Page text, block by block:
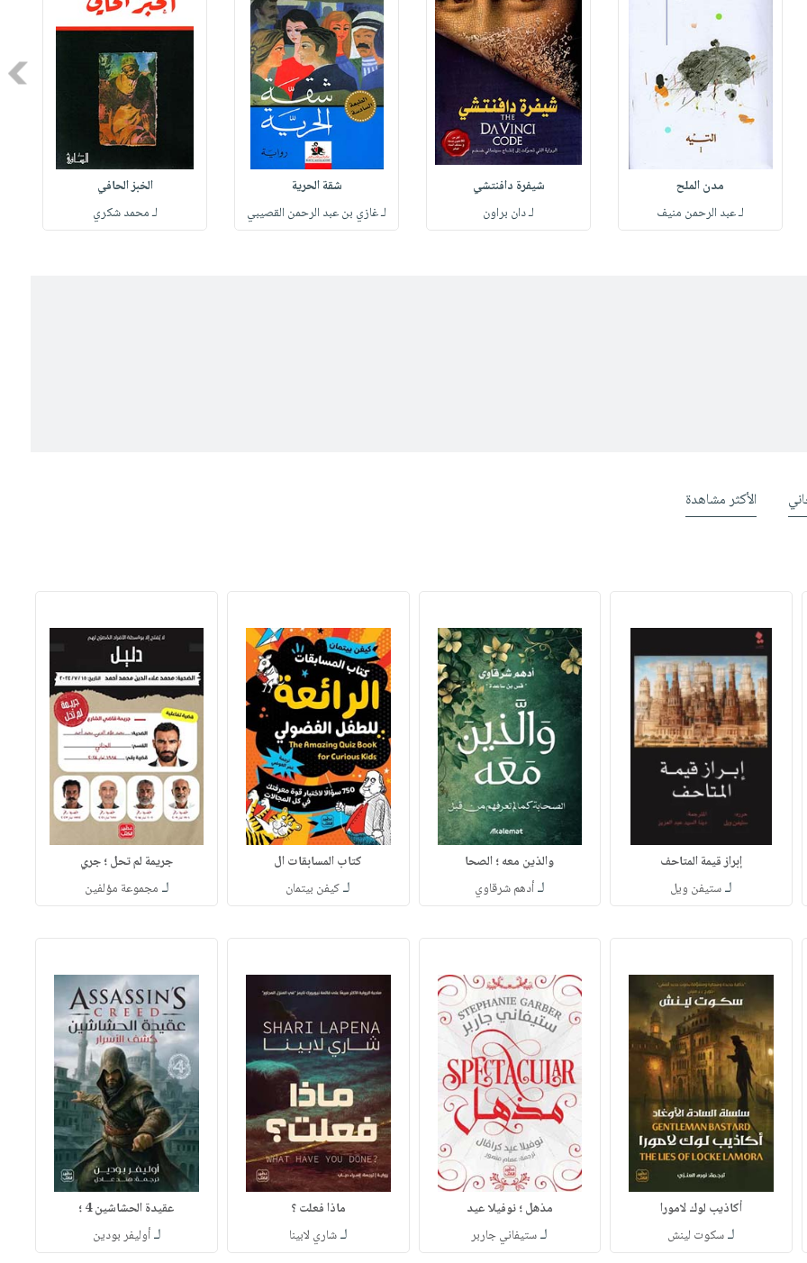
مدن الملح
لـ عبد الرحمن منيف
شيفرة دافنتشي
لـ دان براون
شقة الحرية
لـ غازي بن عبد الرحمن القصيبي
الخبز الحافي
لـ محمد شكري
الأكثر مشاهدة
إبراز قيمة المتاحف
لـستيفن ويل
والذين معه ؛ الصحا
لـأدهم شرقاوي
كتاب المسابقات ال
لـكيفن بيتمان
جريمة لم تحل ؛ جري
لـ مجموعة مؤلفين
أكاذيب لوك لامورا
لـسكوت لينش
مذهل ؛ نوفيلا عيد
لـستيفاني جاربر
ماذا فعلت ؟
لـشاري لابينا
عقيدة الحشاشين 4 ؛
لـأوليفر بودين